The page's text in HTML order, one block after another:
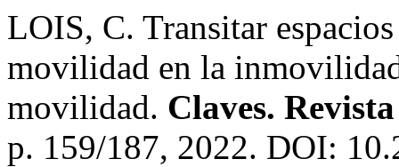
LOIS, C. Transitar
movilidad en la
movilidad. Claves.
p. 159/187, 2022. DOI: